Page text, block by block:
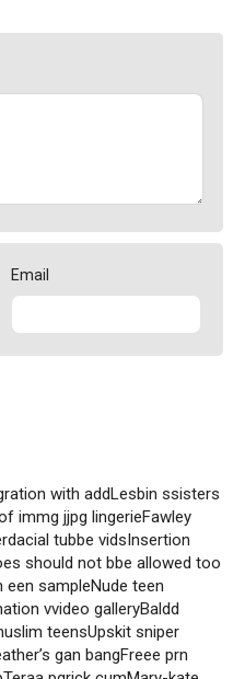
Email
with addLesbin ssisters
immg jjpg lingerieFawley
tubbe vidsInsertion
should not bbe allowed too
sampleNude teen
vvideo galleryBaldd
teensUpskit sniper
gan bangFreee prn